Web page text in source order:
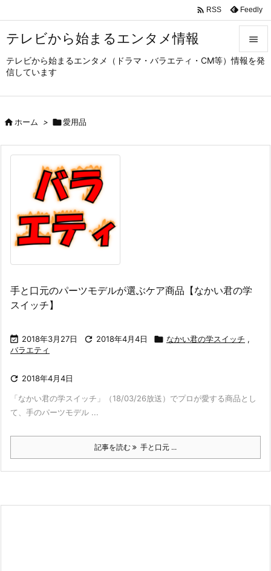
テレビから始まるエンタメ情報
テレビから始まるエンタメ（ドラマ・バラエティ・CM等）情報を発
信しています



 RSS Feedly
ホーム > 愛用品
手と口元のパーツモデルが選ぶケア商品【なかい君の学
スイッチ】
 2018年3月27日  2018年4月4日  なかい君の学スイッチ ,
バラエティ
 2018年4月4日
「なかい君の学スイッチ」（18/03/26放送）でプロが愛する商品とし
て、手のパーツモデル ...
記事を読む 手と口元 ...